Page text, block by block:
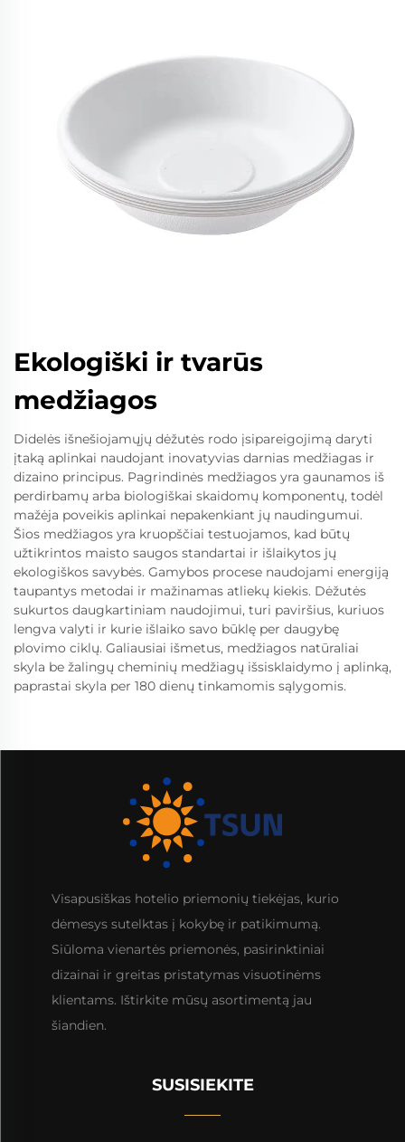
Ekologiški ir tvarūs
medžiagos
Didelės išnešiojamųjų dėžutės rodo įsipareigojimą daryti
įtaką aplinkai naudojant inovatyvias darnias medžiagas ir
dizaino principus. Pagrindinės medžiagos yra gaunamos iš
perdirbamų arba biologiškai skaidomų komponentų, todėl
mažėja poveikis aplinkai nepakenkiant jų naudingumui.
Šios medžiagos yra kruopščiai testuojamos, kad būtų
užtikrintos maisto saugos standartai ir išlaikytos jų
ekologiškos savybės. Gamybos procese naudojami energiją
taupantys metodai ir mažinamas atliekų kiekis. Dėžutės
sukurtos daugkartiniam naudojimui, turi paviršius, kuriuos
lengva valyti ir kurie išlaiko savo būklę per daugybę
plovimo ciklų. Galiausiai išmetus, medžiagos natūraliai
skyla be žalingų cheminių medžiagų išsisklaidymo į aplinką,
paprastai skyla per 180 dienų tinkamomis sąlygomis.
Visapusiškas hotelio priemonių tiekėjas, kurio
dėmesys sutelktas į kokybę ir patikimumą.
Siūloma vienartės priemonės, pasirinktiniai
dizainai ir greitas pristatymas visuotinėms
klientams. Ištirkite mūsų asortimentą jau
šiandien.
SUSISIEKITE